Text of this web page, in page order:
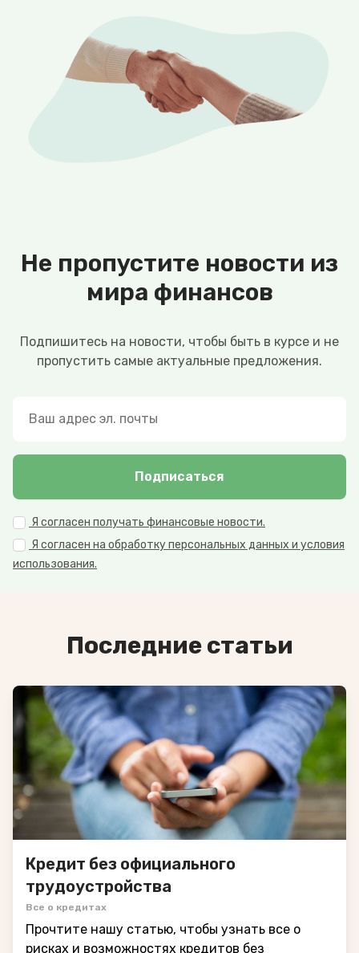
Не пропустите новости из
мира финансов
Подпишитесь на новости, чтобы быть в курсе и не
пропустить самые актуальные предложения.
Подписаться
Я согласен получать финансовые новости.
Я согласен на обработку персональных данных и условия
использования.
Последние статьи
Кредит без официального
трудоустройства
Все о кредитах
Прочтите нашу статью, чтобы узнать все о
рисках и возможностях кредитов без